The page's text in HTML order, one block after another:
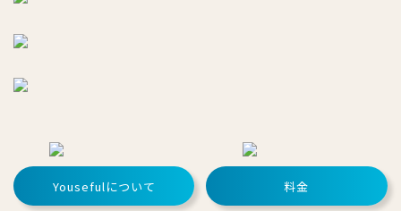
Yousefulについて 料金